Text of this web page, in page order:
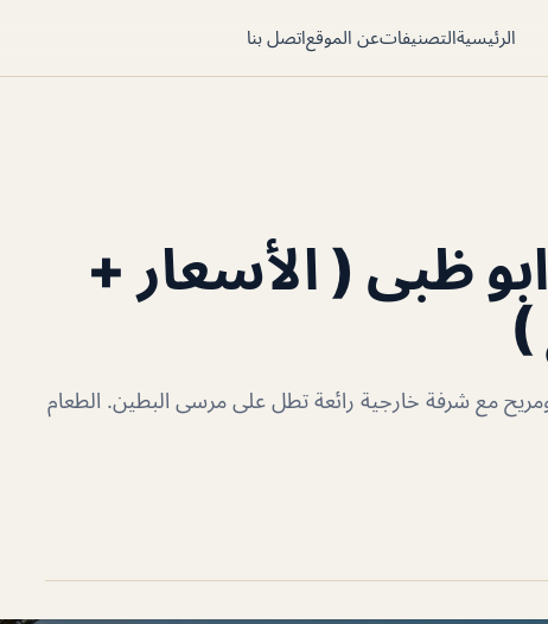
الرئيسيةالتصنيفاتعن الموقعاتصل بنا
ظبى ( الأسعار +
)
مع شرفة خارجية رائعة تطل على مرسى البطين. الطعام